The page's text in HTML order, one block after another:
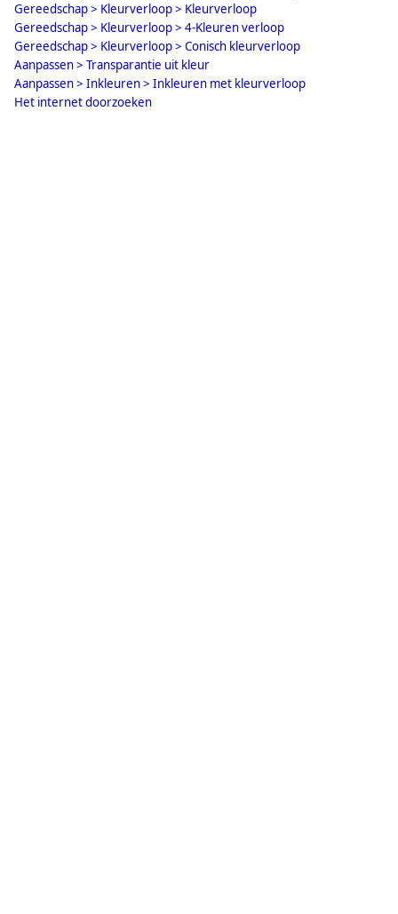
Gereedschap > Kleurverloop > Kleurverloop
Gereedschap > Kleurverloop > 4-Kleuren verloop
Gereedschap > Kleurverloop > Conisch kleurverloop
Aanpassen > Transparantie uit kleur
Aanpassen > Inkleuren > Inkleuren met kleurverloop
Het internet doorzoeken